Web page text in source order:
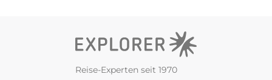
Reise-Experten seit 1970